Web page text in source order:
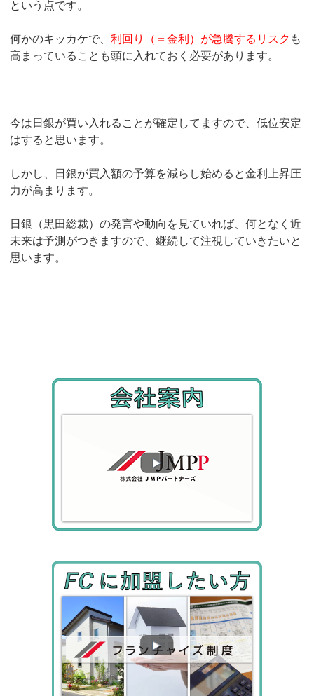
という点です。
何かのキッカケで、利回り（＝金利）が急騰するリスク も
高まっていることも頭に入れておく必要があります。
今は日銀が買い入れることが確定してますので、低位安定
はすると思います。
しかし、日銀が買入額の予算を減らし始めると金利上昇圧
力が高まります。
日銀（黒田総裁）の発言や動向を見ていれば、何となく近
未来は予測がつきますので、継続して注視していきたいと
思います。